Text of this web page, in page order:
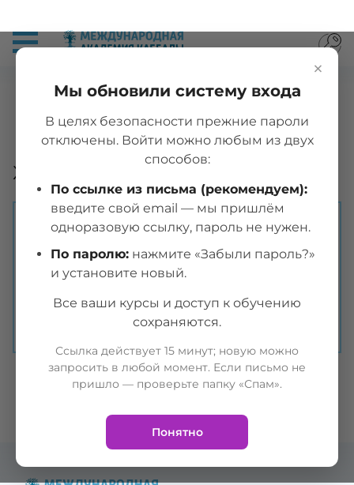
Корзина заказа
Ваша корзина пуста,
хотите приобрести курс ?
You will be redirected to
Главную
страницуwithin next 10seconds.
Cancel
×
Мы обновили систему входа
В целях безопасности прежние пароли
отключены. Войти можно любым из двух
способов:
По ссылке из письма (рекомендуем):
введите свой email — мы пришлём
одноразовую ссылку, пароль не нужен.
По паролю: нажмите «Забыли пароль?»
и установите новый.
Все ваши курсы и доступ к обучению
сохраняются.
Ссылка действует 15 минут; новую можно
запросить в любой момент. Если письмо не
пришло — проверьте папку «Спам».
Понятно